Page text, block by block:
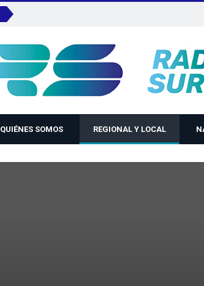
QUIÉNES SOMOS REGIONAL Y LOCAL